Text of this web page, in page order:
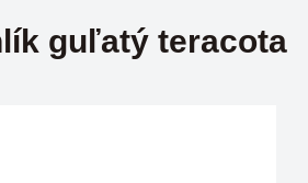
guľatý teracota